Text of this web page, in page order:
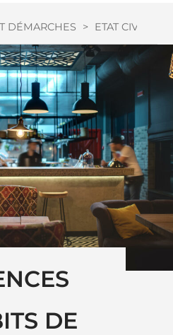
DÉMARCHES > ETAT CIVIL
DE